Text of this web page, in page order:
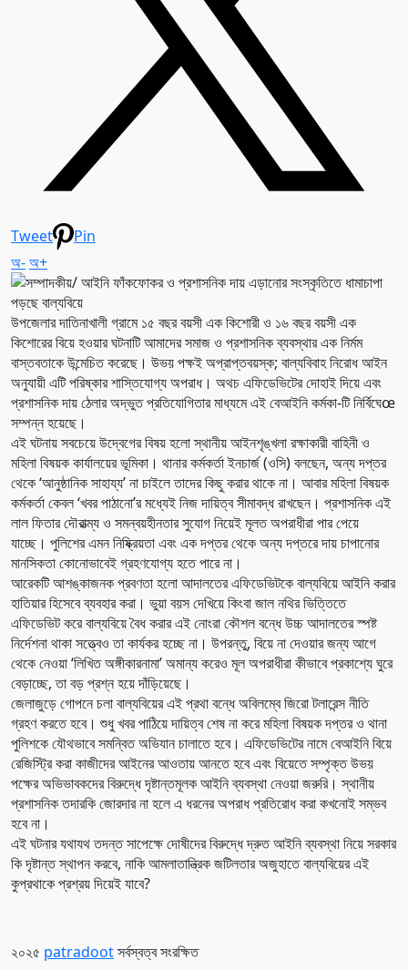
Tweet
Pin
অ-অ+
উপজেলার দাতিনাখালী গ্রামে ১৫ বছর বয়সী এক কিশোরী ও ১৬ বছর বয়সী এক
কিশোরের বিয়ে হওয়ার ঘটনাটি আমাদের সমাজ ও প্রশাসনিক ব্যবস্থার এক নির্মম
বাস্তবতাকে উন্মেচিত করেছে। উভয় পক্ষই অপ্রাপ্তবয়স্ক; বাল্যবিবাহ নিরোধ আইন
অনুযায়ী এটি পরিষ্কার শাস্তিযোগ্য অপরাধ। অথচ এফিডেভিটের দোহাই দিয়ে এবং
প্রশাসনিক দায় ঠেলার অদ্ভুত প্রতিযোগিতার মাধ্যমে এই বেআইনি কর্মকা-টি নির্বিঘেœ
সম্পন্ন হয়েছে।
এই ঘটনায় সবচেয়ে উদ্বেগের বিষয় হলো স্থানীয় আইনশৃঙ্খলা রক্ষাকারী বাহিনী ও
মহিলা বিষয়ক কার্যালয়ের ভূমিকা। থানার কর্মকর্তা ইনচার্জ (ওসি) বলছেন, অন্য দপ্তর
থেকে ‘আনুষ্ঠানিক সাহায্য’ না চাইলে তাদের কিছু করার থাকে না। আবার মহিলা বিষয়ক
কর্মকর্তা কেবল ‘খবর পাঠানো’র মধ্যেই নিজ দায়িত্ব সীমাবদ্ধ রাখছেন। প্রশাসনিক এই
লাল ফিতার দৌরাত্ম্য ও সমন্বয়হীনতার সুযোগ নিয়েই মূলত অপরাধীরা পার পেয়ে
যাচ্ছে। পুলিশের এমন নিষ্ক্রিয়তা এবং এক দপ্তর থেকে অন্য দপ্তরে দায় চাপানোর
মানসিকতা কোনোভাবেই গ্রহণযোগ্য হতে পারে না।
আরেকটি আশঙ্কাজনক প্রবণতা হলো আদালতের এফিডেভিটকে বাল্যবিয়ে আইনি করার
হাতিয়ার হিসেবে ব্যবহার করা। ভুয়া বয়স দেখিয়ে কিংবা জাল নথির ভিত্তিতে
এফিডেভিট করে বাল্যবিয়ে বৈধ করার এই নোংরা কৌশল বন্ধে উচ্চ আদালতের স্পষ্ট
নির্দেশনা থাকা সত্ত্বেও তা কার্যকর হচ্ছে না। উপরন্তু, বিয়ে না দেওয়ার জন্য আগে
থেকে নেওয়া ‘লিখিত অঙ্গীকারনামা’ অমান্য করেও মূল অপরাধীরা কীভাবে প্রকাশ্যে ঘুরে
বেড়াচ্ছে, তা বড় প্রশ্ন হয়ে দাঁড়িয়েছে।
জেলাজুড়ে গোপনে চলা বাল্যবিয়ের এই প্রথা বন্ধে অবিলম্বে জিরো টলারেন্স নীতি
গ্রহণ করতে হবে। শুধু খবর পাঠিয়ে দায়িত্ব শেষ না করে মহিলা বিষয়ক দপ্তর ও থানা
পুলিশকে যৌথভাবে সমন্বিত অভিযান চালাতে হবে। এফিডেভিটের নামে বেআইনি বিয়ে
রেজিস্ট্রি করা কাজীদের আইনের আওতায় আনতে হবে এবং বিয়েতে সম্পৃক্ত উভয়
পক্ষের অভিভাবকদের বিরুদ্ধে দৃষ্টান্তমূলক আইনি ব্যবস্থা নেওয়া জরুরি। স্থানীয়
প্রশাসনিক তদারকি জোরদার না হলে এ ধরনের অপরাধ প্রতিরোধ করা কখনোই সম্ভব
হবে না।
এই ঘটনার যথাযথ তদন্ত সাপেক্ষে দোষীদের বিরুদ্ধে দ্রুত আইনি ব্যবস্থা নিয়ে সরকার
কি দৃষ্টান্ত স্থাপন করবে, নাকি আমলাতান্ত্রিক জটিলতার অজুহাতে বাল্যবিয়ের এই
কুপ্রথাকে প্রশ্রয় দিয়েই যাবে?
২০২৫ patradootসর্বস্বত্ব সংরক্ষিত